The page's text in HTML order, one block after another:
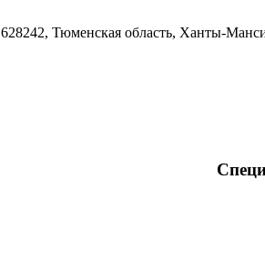
628242, Тюменская область, Ханты-